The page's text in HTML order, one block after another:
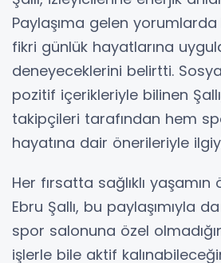
Paylaşıma gelen
fikri günlük hayatlarına
deneyeceklerini belirtti.
pozitif içerikleriyle bilinen
takipçileri tarafından hem
hayatına dair önerileriyle
Her fırsatta sağlıklı
Ebru Şallı, bu paylaşımıyla
spor salonuna özel
işlerle bile aktif